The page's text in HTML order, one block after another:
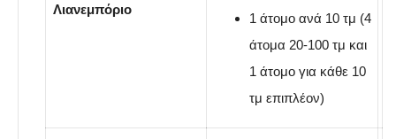
Λιανεμπόριο
1 άτομο ανά 10 τμ (4
άτομα 20-100 τμ και
1 άτομο για κάθε 10
τμ επιπλέον)